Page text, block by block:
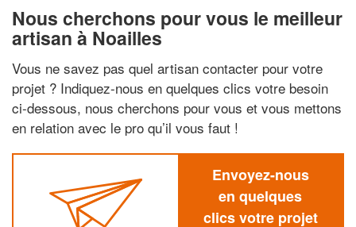
Nous cherchons pour vous le meilleur
artisan à Noailles
Vous ne savez pas quel artisan contacter pour votre
projet ? Indiquez-nous en quelques clics votre besoin
ci-dessous, nous cherchons pour vous et vous mettons
en relation avec le pro qu’il vous faut !
Envoyez-nous
en quelques
clics votre projet